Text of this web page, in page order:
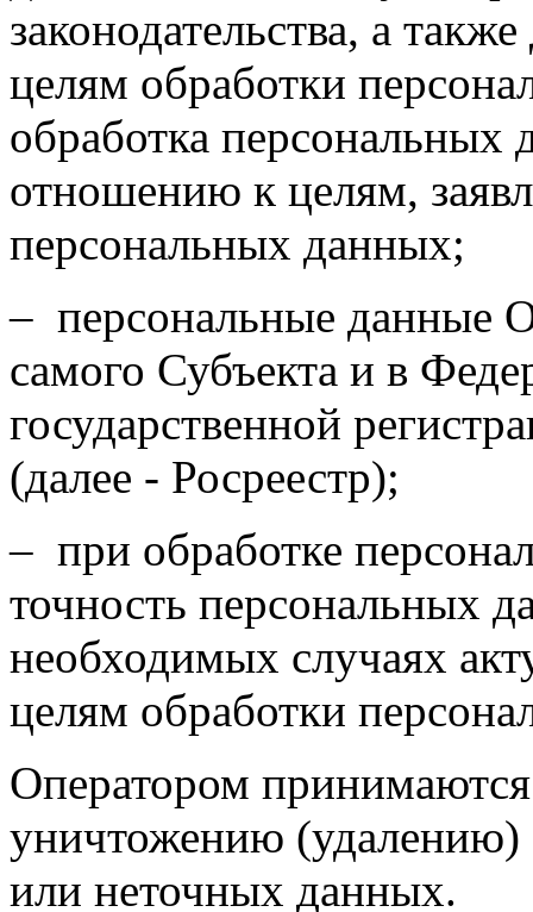
законодательства, а
целям обработки
обработка
отношению к целям,
персональных данных;
– персональные данные
самого Субъекта и в
государственной
(далее - Росреестр);
– при обработке
точность персональных
необходимых случаях
целям обработки
Оператором
уничтожению
или неточных данных.